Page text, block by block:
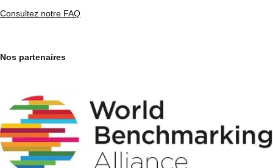
Consultez notre FAQ
Nos partenaires